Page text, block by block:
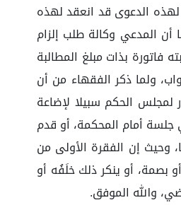
لهذه الدعوى قد انعقد لهذه
السادسة عشر من نظام المحاكم التجارية الصادر بالمرسوم الملكي رقم (م / ٩٣ وتاريخ ١٥ / ٠٨/ ١٤٤١هـ)، وبما أن المدعي وكالة طلب إلزام
عليها وقدم سندا لمطالبته فاتورة بذات مبلغ المطالبة
ولما ذكر الفقهاء من أن
لمجلس الحكم سبيلا لإضاعة
في أي جلسة أمام المحكمة، أو قدم
وحيث إن الفقرة الأولى من
بصمة، أو ينكر ذلك خلَفُه أو
والله الموفق.